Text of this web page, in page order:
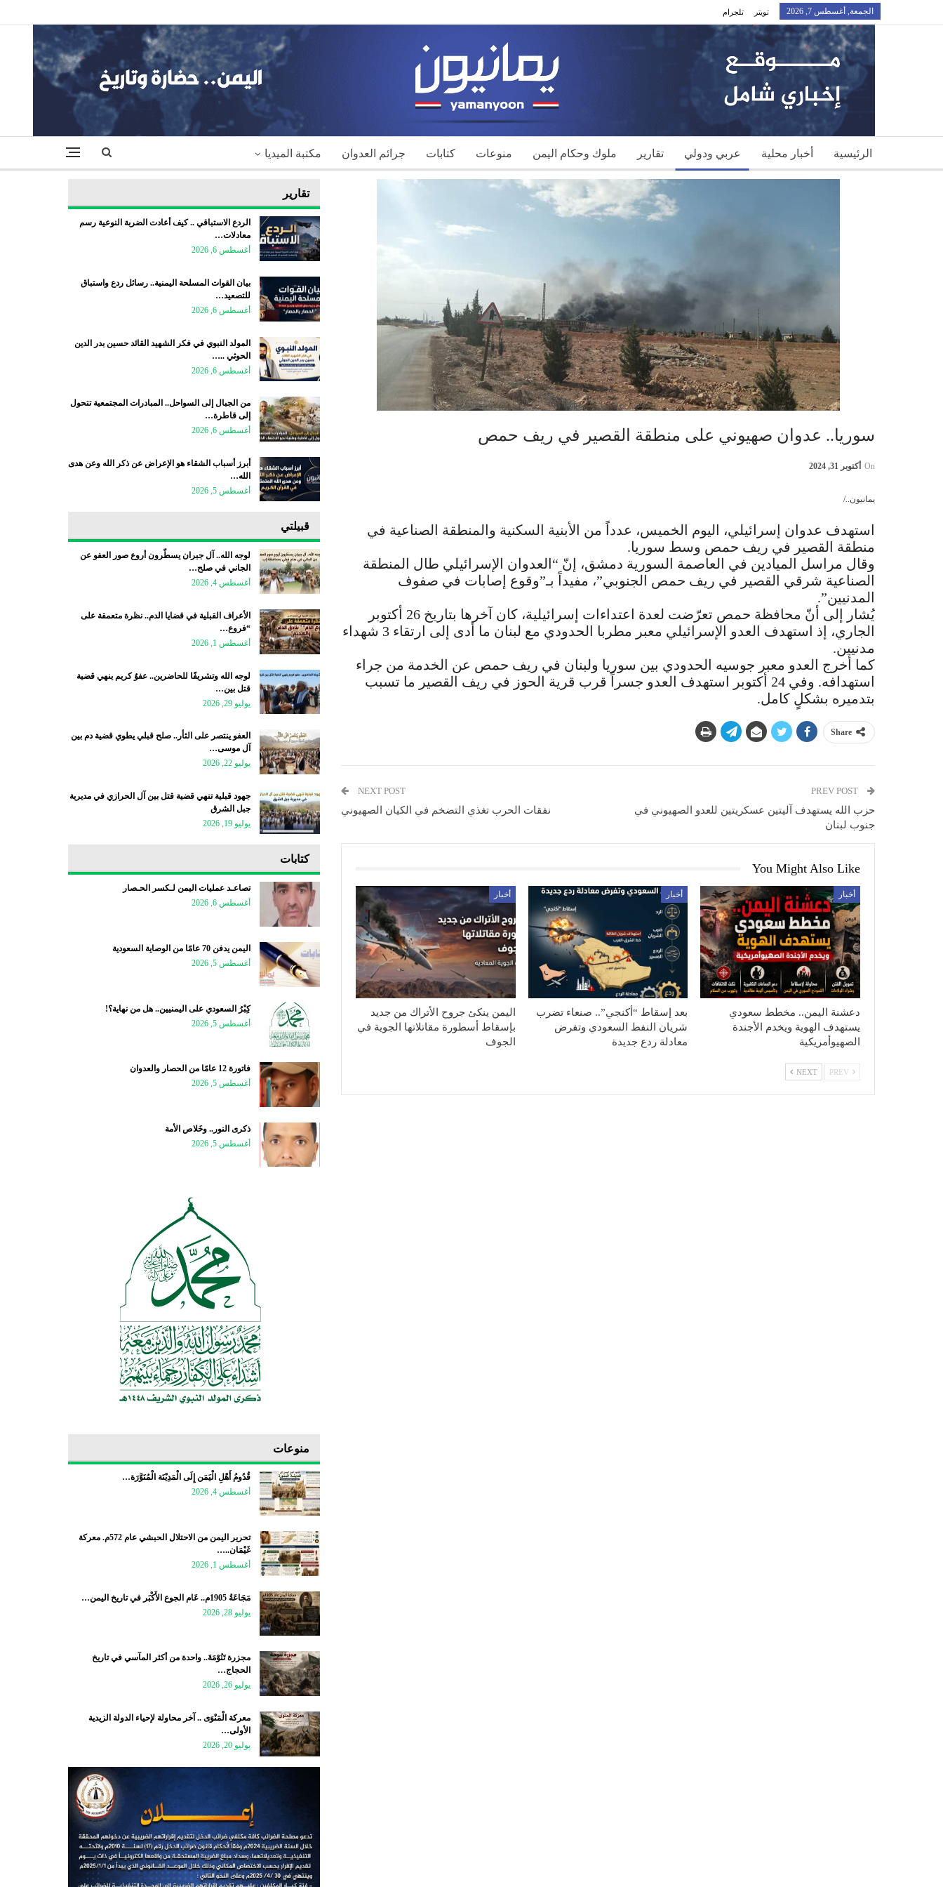
الجمعة, أغسطس 7, 2026 تويتر تلجرام
الرئيسية أخبار محلية عربي ودولي تقارير ملوك وحكام اليمن منوعات كتابات جرائم العدوان مكتبة الميديا
سوريا.. عدوان صهيوني على منطقة القصير في ريف حمص
On أكتوبر 31, 2024
يمانيون../
استهدف عدوان إسرائيلي، اليوم الخميس، عدداً من الأبنية السكنية والمنطقة الصناعية في
منطقة القصير في ريف حمص وسط سوريا.
وقال مراسل الميادين في العاصمة السورية دمشق، إنّ “العدوان الإسرائيلي طال المنطقة
الصناعية شرقي القصير في ريف حمص الجنوبي”، مفيداً بـ”وقوع إصابات في صفوف
المدنيين”.
يُشار إلى أنّ محافظة حمص تعرّضت لعدة اعتداءات إسرائيلية، كان آخرها بتاريخ 26 أكتوبر
الجاري، إذ استهدف العدو الإسرائيلي معبر مطربا الحدودي مع لبنان ما أدى إلى ارتقاء 3 شهداء
مدنيين.
كما أخرج العدو معبر جوسيه الحدودي بين سوريا ولبنان في ريف حمص عن الخدمة من جراء
استهدافه. وفي 24 أكتوبر استهدف العدو جسراً قرب قرية الحوز في ريف القصير ما تسبب
بتدميره بشكلٍ كامل.
Share
حزب الله يستهدف آليتين عسكريتين للعدو الصهيوني في
جنوب لبنان
NEXT POST
نفقات الحرب تغذي التضخم في الكيان الصهيوني
You Might Also Like
أخبار
دعشنة اليمن.. مخطط سعودي
يستهدف الهوية ويخدم الأجندة
الصهيوأمريكية
أخبار
بعد إسقاط “أكنجي”.. صنعاء تضرب
شريان النفط السعودي وتفرض
معادلة ردع جديدة
أخبار
اليمن ينكئ جروح الأتراك من جديد
بإسقاط أسطورة مقاتلاتها الجوية في
الجوف
NEXT
تقارير
الردع الاستباقي .. كيف أعادت الضربة النوعية رسم
معادلات…
أغسطس 6, 2026
بيان القوات المسلحة اليمنية.. رسائل ردع واستباق
للتصعيد…
أغسطس 6, 2026
المولد النبوي في فكر الشهيد القائد حسين بدر الدين
الحوثي ..…
أغسطس 6, 2026
من الجبال إلى السواحل.. المبادرات المجتمعية تتحول
إلى قاطرة…
أغسطس 6, 2026
أبرز أسباب الشقاء هو الإعراض عن ذكر الله وعن هدى
الله…
أغسطس 5, 2026
قبيلتي
لوجه الله.. آل جبران يسطّرون أروع صور العفو عن
الجاني في صلح…
أغسطس 4, 2026
الأعراف القبلية في قضايا الدم.. نظرة متعمقة على
“فروع…
أغسطس 1, 2026
لوجه الله وتشريفًا للحاضرين.. عفوٌ كريم ينهي قضية
قتل بين…
يوليو 29, 2026
العفو ينتصر على الثأر.. صلح قبلي يطوي قضية دم بين
آل موسى…
يوليو 22, 2026
جهود قبلية تنهي قضية قتل بين آل الحرازي في مديرية
جبل الشرق
يوليو 19, 2026
كتابات
تصاعـد عمليات اليمن لـكسر الحـصار
أغسطس 6, 2026
اليمن يدفن 70 عامًا من الوصاية السعودية
أغسطس 5, 2026
كِبْرُ السعودي على اليمنيين.. هل من نهاية؟!
أغسطس 5, 2026
فاتورة 12 عامًا من الحصار والعدوان
أغسطس 5, 2026
ذكرى النور.. وخَلاص الأمة
أغسطس 5, 2026
منوعات
قُدُومُ أَهْلِ الْيَمَن إِلَى الْمَدِيْنَة الْمُنَوَّرَة…
أغسطس 4, 2026
تحرير اليمن من الاحتلال الحبشي عام 572م. معركة
غَيْمَان..…
أغسطس 1, 2026
مَجَاعَةُ 1905م.. عَام الجوع الأَكْبَر في تاريخ اليمن…
يوليو 28, 2026
مجزرة تَنُوْمَةَ.. واحدة من أكثر المآسي في تاريخ
الحجاج…
يوليو 26, 2026
معركة الْمَنْوَى .. آخر محاولة لإحياء الدولة الزيدية
الأولى…
يوليو 20, 2026